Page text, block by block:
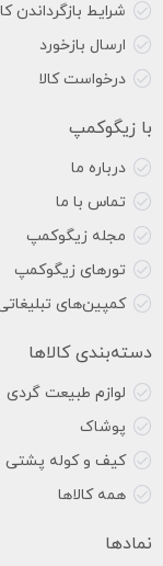
شرایط بازگرداندن
ارسال بازخورد
درخواست کالا
با زیگوکمپ
درباره ما
تماس با ما
مجله زیگوکمپ
تورهای زیگوکمپ
کمپین‌های
دسته‌بندی کالاها
لوازم طبیعت گردی
پوشاک
کیف و کوله پشتی
همه کالاها
نمادها